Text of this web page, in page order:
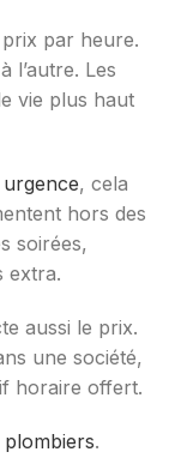
par heure.
l’autre. Les
vie plus haut
, cela
hors des
soirées,
extra.
aussi le prix.
une société,
horaire offert.
plombiers.